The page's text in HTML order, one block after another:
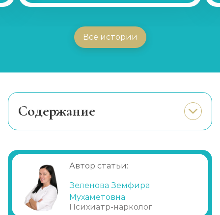
Все истории
Cодержание
дальнейшей реабилитации
Профессиональная консультативная
помощь
Автор статьи:
Зеленова Земфира
Мухаметовна
Психиатр-нарколог